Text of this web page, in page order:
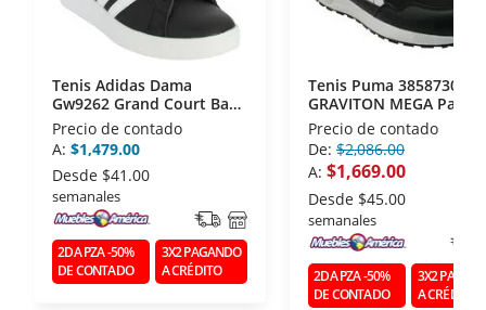
Tenis Adidas Dama
Gw9262 Grand Court Base
2.0
Precio de contado
A: $1,479.00
Desde $41.00
semanales
2DA PZA -50%
DE CONTADO
3X2 PAGANDO
A CRÉDITO
Tenis Puma 38587301
GRAVITON MEGA Para
Caballero 28
Precio de contado
De: $2,086.00
A: $1,669.00
Desde $45.00
semanales
2DA PZA -50%
DE CONTADO
3X2
A CRÉDITO